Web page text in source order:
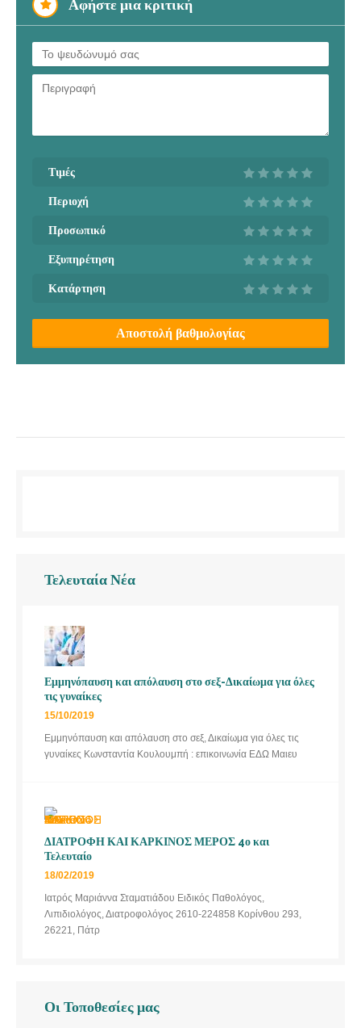
Αφήστε μια κριτική
Τιμές
Περιοχή
Προσωπικό
Εξυπηρέτηση
Κατάρτηση
Αποστολή βαθμολογίας
Τελευταία Νέα
Εμμηνόπαυση και απόλαυση στο σεξ-Δικαίωμα για όλες
τις γυναίκες
15/10/2019
Εμμηνόπαυση και απόλαυση στο σεξ, Δικαίωμα για όλες τις
γυναίκες Κωνσταντία Κουλουμπή : επικοινωνία ΕΔΩ Μαιευ
ΔΙΑΤΡΟΦΗ ΚΑΙ ΚΑΡΚΙΝΟΣ ΜΕΡΟΣ 4ο και
Τελευταίο
18/02/2019
Ιατρός Μαριάννα Σταματιάδου Ειδικός Παθολόγος,
Λιπιδιολόγος, Διατροφολόγος 2610-224858 Κορίνθου 293,
26221, Πάτρ
Οι Τοποθεσίες μας